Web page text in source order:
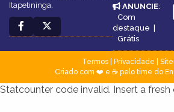
Itapetininga.
ANUNCIE:
Com
destaque
Grátis
Termos| Privacidade
Criado com ❤️ e ☕ pelo time do
Statcounter code invalid. Insert a fresh